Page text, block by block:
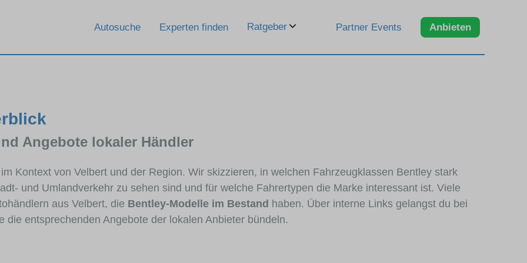
Autosuche Experten finden Ratgeber Partner Events Anbieten
Angebote lokaler Händler
Kontext von Velbert und der Region. Wir skizzieren, in welchen Fahrzeugklassen Bentley stark
und Umlandverkehr zu sehen sind und für welche Fahrertypen die Marke interessant ist. Viele
aus Velbert, die Bentley-Modelle im Bestand haben. Über interne Links gelangst du bei
die entsprechenden Angebote der lokalen Anbieter bündeln.